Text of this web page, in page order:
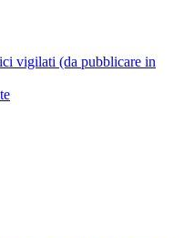
vigilati (da pubblicare in